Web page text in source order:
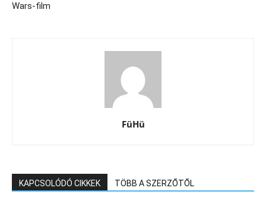
Wars-film
FüHü
KAPCSOLÓDÓ CIKKEK TÖBB A SZERZŐTŐL